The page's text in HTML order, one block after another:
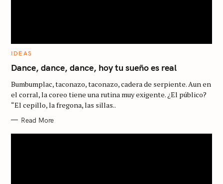
C
T
E
O
R
I
E
IDEAS
Dance, dance, dance, hoy tu sueño es real
Bumbumplac, taconazo, taconazo, cadera de serpiente. Aun en
el corral, la coreo tiene una rutina muy exigente. ¿El público?
“El cepillo, la fregona, las sillas..
Read More
S